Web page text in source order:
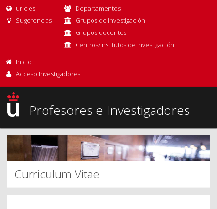
urjc.es
Sugerencias
Departamentos
Grupos de investigación
Grupos docentes
Centros/Institutos de Investigación
Inicio
Acceso Investigadores
Profesores e Investigadores
Curriculum Vitae